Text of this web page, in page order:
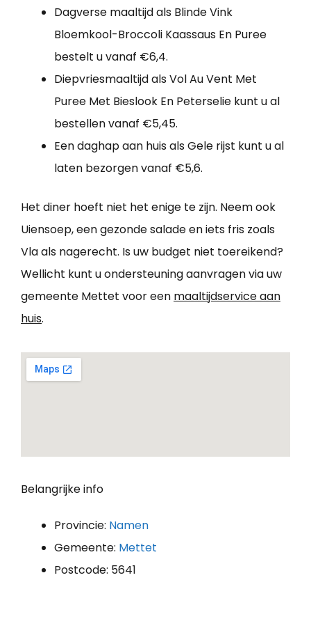
Dagverse maaltijd als Blinde Vink
Bloemkool-Broccoli Kaassaus En Puree
bestelt u vanaf €6,4.
Diepvriesmaaltijd als Vol Au Vent Met
Puree Met Bieslook En Peterselie kunt u al
bestellen vanaf €5,45.
Een daghap aan huis als Gele rijst kunt u al
laten bezorgen vanaf €5,6.
Het diner hoeft niet het enige te zijn. Neem ook
Uiensoep, een gezonde salade en iets fris zoals
Vla als nagerecht. Is uw budget niet toereikend?
Wellicht kunt u ondersteuning aanvragen via uw
gemeente Mettet voor een maaltijdservice aan
huis.
Belangrijke info
Provincie: Namen
Gemeente: Mettet
Postcode: 5641